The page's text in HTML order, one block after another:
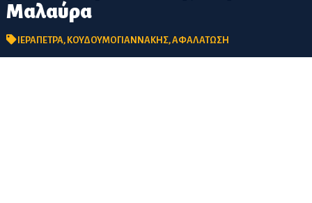
Μαλαύρα
ΙΕΡΑΠΕΤΡΑ, ΚΟΥΔΟΥΜΟΓΙΑΝΝΑΚΗΣ,ΑΦΑΛΑΤΩΣΗ